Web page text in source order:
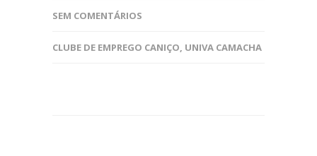
SEM COMENTÁRIOS
CLUBE DE EMPREGO CANIÇO, UNIVA CAMACHA